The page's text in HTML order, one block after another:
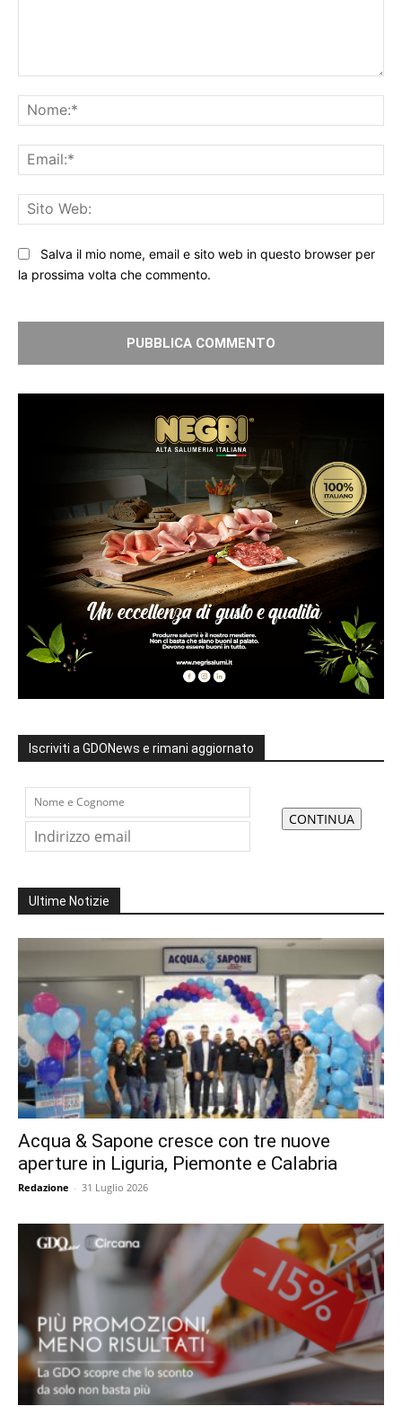
Salva il mio nome, email e sito web in questo browser per
la prossima volta che commento.
Iscriviti a GDONews e rimani aggiornato
Ultime Notizie
Acqua & Sapone cresce con tre nuove
aperture in Liguria, Piemonte e Calabria
Redazione - 31 Luglio 2026